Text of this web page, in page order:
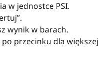
w jednostce PSI.
wynik w barach.
przecinku dla większej